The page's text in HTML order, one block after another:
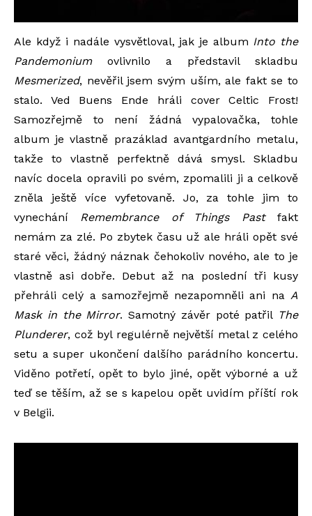
Ale když i nadále vysvětloval, jak je album Into the
Pandemoniumovlivnilo a představil skladbu
Mesmerized, nevěřil jsem svým uším, ale fakt se to
stalo. Ved Buens Ende hráli cover Celtic Frost!
Samozřejmě to není žádná vypalovačka, tohle
album je vlastně prazáklad avantgardního metalu,
takže to vlastně perfektně dává smysl. Skladbu
navíc docela opravili po svém, zpomalili ji a celkově
zněla ještě více vyfetovaně. Jo, za tohle jim to
vynechání Remembrance of Things Pastfakt
nemám za zlé. Po zbytek času už ale hráli opět své
staré věci, žádný náznak čehokoliv nového, ale to je
vlastně asi dobře. Debut až na poslední tři kusy
přehráli celý a samozřejmě nezapomněli ani na A
Mask in the Mirror. Samotný závěr poté patřil The
Plunderer, což byl regulérně největší metal z celého
setu a super ukončení dalšího parádního koncertu.
Viděno potřetí, opět to bylo jiné, opět výborné a už
teď se těším, až se s kapelou opět uvidím příští rok
v Belgii.